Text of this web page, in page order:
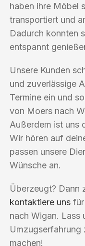
haben ihre Möbel
transportiert und
Dadurch konnten
entspannt
Unsere Kunden
und zuverlässige
Termine ein und
von Moers nach
Außerdem ist uns
Wir hören auf
passen unsere
Wünsche an.
Überzeugt? Dann
kontaktiere uns
nach Wigan. Lass
Umzugserfahrung
machen!